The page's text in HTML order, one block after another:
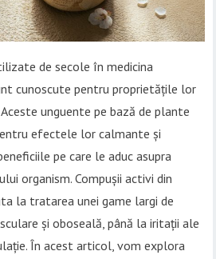
de secole în medicina
cunoscute pentru proprietățile lor
unguente pe bază de plante
efectele lor calmante și
pe care le aduc asupra
organism. Compușii activi din
la tratarea unei game largi de
și oboseală, până la iritații ale
În acest articol, vom explora